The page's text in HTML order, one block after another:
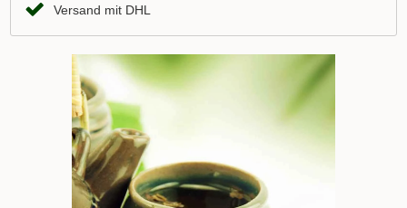
Versand mit DHL